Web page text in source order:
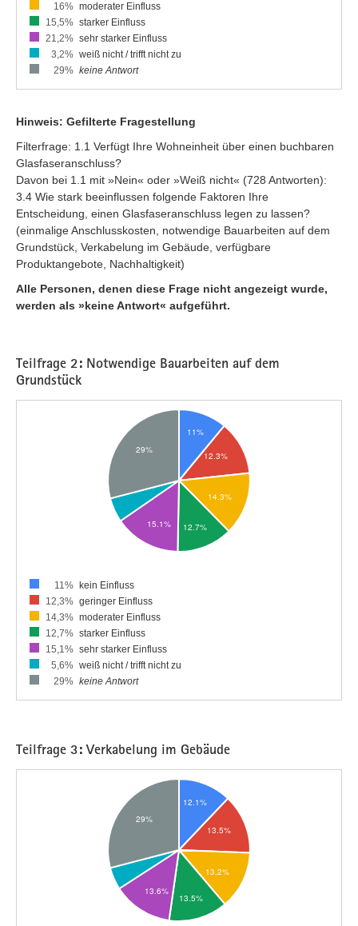
16% moderater Einfluss
15,5% starker Einfluss
21,2% sehr starker Einfluss
3,2% weiß nicht / trifft nicht zu
29% keine Antwort
Hinweis: Gefilterte Fragestellung
Filterfrage: 1.1 Verfügt Ihre Wohneinheit über einen buchbaren
Glasfaseranschluss?
Davon bei 1.1 mit »Nein« oder »Weiß nicht« (728 Antworten):
3.4 Wie stark beeinflussen folgende Faktoren Ihre
Entscheidung, einen Glasfaseranschluss legen zu lassen?
(einmalige Anschlusskosten, notwendige Bauarbeiten auf dem
Grundstück, Verkabelung im Gebäude, verfügbare
Produktangebote, Nachhaltigkeit)
Alle Personen, denen diese Frage nicht angezeigt wurde,
werden als »keine Antwort« aufgeführt.
Teilfrage 2: Notwendige Bauarbeiten auf dem
Grundstück
11%
kein Einfluss
12,3% geringer Einfluss
14,3% moderater Einfluss
12,7% starker Einfluss
15,1% sehr starker Einfluss
5,6% weiß nicht / trifft nicht zu
29% keine Antwort
Teilfrage 3: Verkabelung im Gebäude